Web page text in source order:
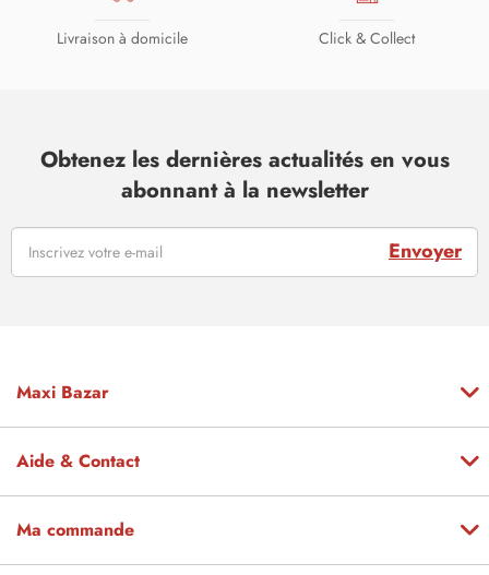
Livraison à domicile Click & Collect
Obtenez les dernières actualités en vous
abonnant à la newsletter
Envoyer
Maxi Bazar
Aide & Contact
Ma commande